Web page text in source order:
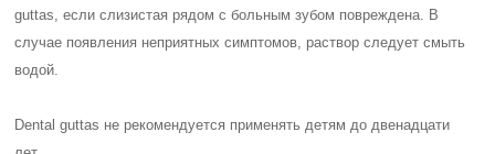
guttas, если слизистая рядом с больным зубом повреждена. В
случае появления неприятных симптомов, раствор следует смыть
водой.
Dental guttas не рекомендуется применять детям до двенадцати